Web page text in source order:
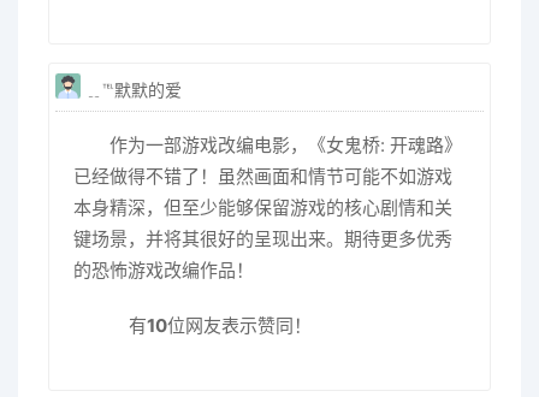
﹎℡默默的爱
作为一部游戏改编电影，《女鬼桥: 开魂路》
已经做得不错了！虽然画面和情节可能不如游戏
本身精深，但至少能够保留游戏的核心剧情和关
键场景，并将其很好的呈现出来。期待更多优秀
的恐怖游戏改编作品！
有10位网友表示赞同！